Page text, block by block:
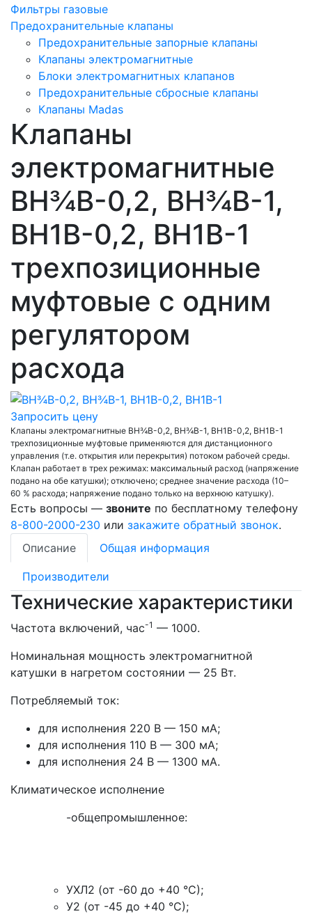
Фильтры газовые
Предохранительные клапаны
Предохранительные запорные клапаны
Клапаны электромагнитные
Блоки электромагнитных клапанов
Предохранительные сбросные клапаны
Клапаны Madas
Клапаны
электромагнитные
ВН¾В-0,2, ВН¾В-1,
ВН1В-0,2, ВН1В-1
трехпозиционные
муфтовые с одним
регулятором
расхода
Запросить цену
Клапаны электромагнитные ВН¾В-0,2, ВН¾В-1, ВН1В-0,2, ВН1В-1
трехпозиционные муфтовые применяются для дистанционного
управления (т.е. открытия или перекрытия) потоком рабочей среды.
Клапан работает в трех режимах: максимальный расход (напряжение
подано на обе катушки); отключено; среднее значение расхода (10–
60 % расхода; напряжение подано только на верхнюю катушку).
Есть вопросы — звоните по бесплатному телефону
8-800-2000-230 или закажите обратный звонок.
Описание
Общая информация
Производители
Технические характеристики
Частота включений, час-1 — 1000.
Номинальная мощность электромагнитной
катушки в нагретом состоянии — 25 Вт.
Потребляемый ток:
для исполнения 220 В — 150 мА;
для исполнения 110 В — 300 мА;
для исполнения 24 В — 1300 мА.
Климатическое исполнение
-общепромышленное:
УХЛ2 (от -60 до +40 °С);
У2 (от -45 до +40 °С);